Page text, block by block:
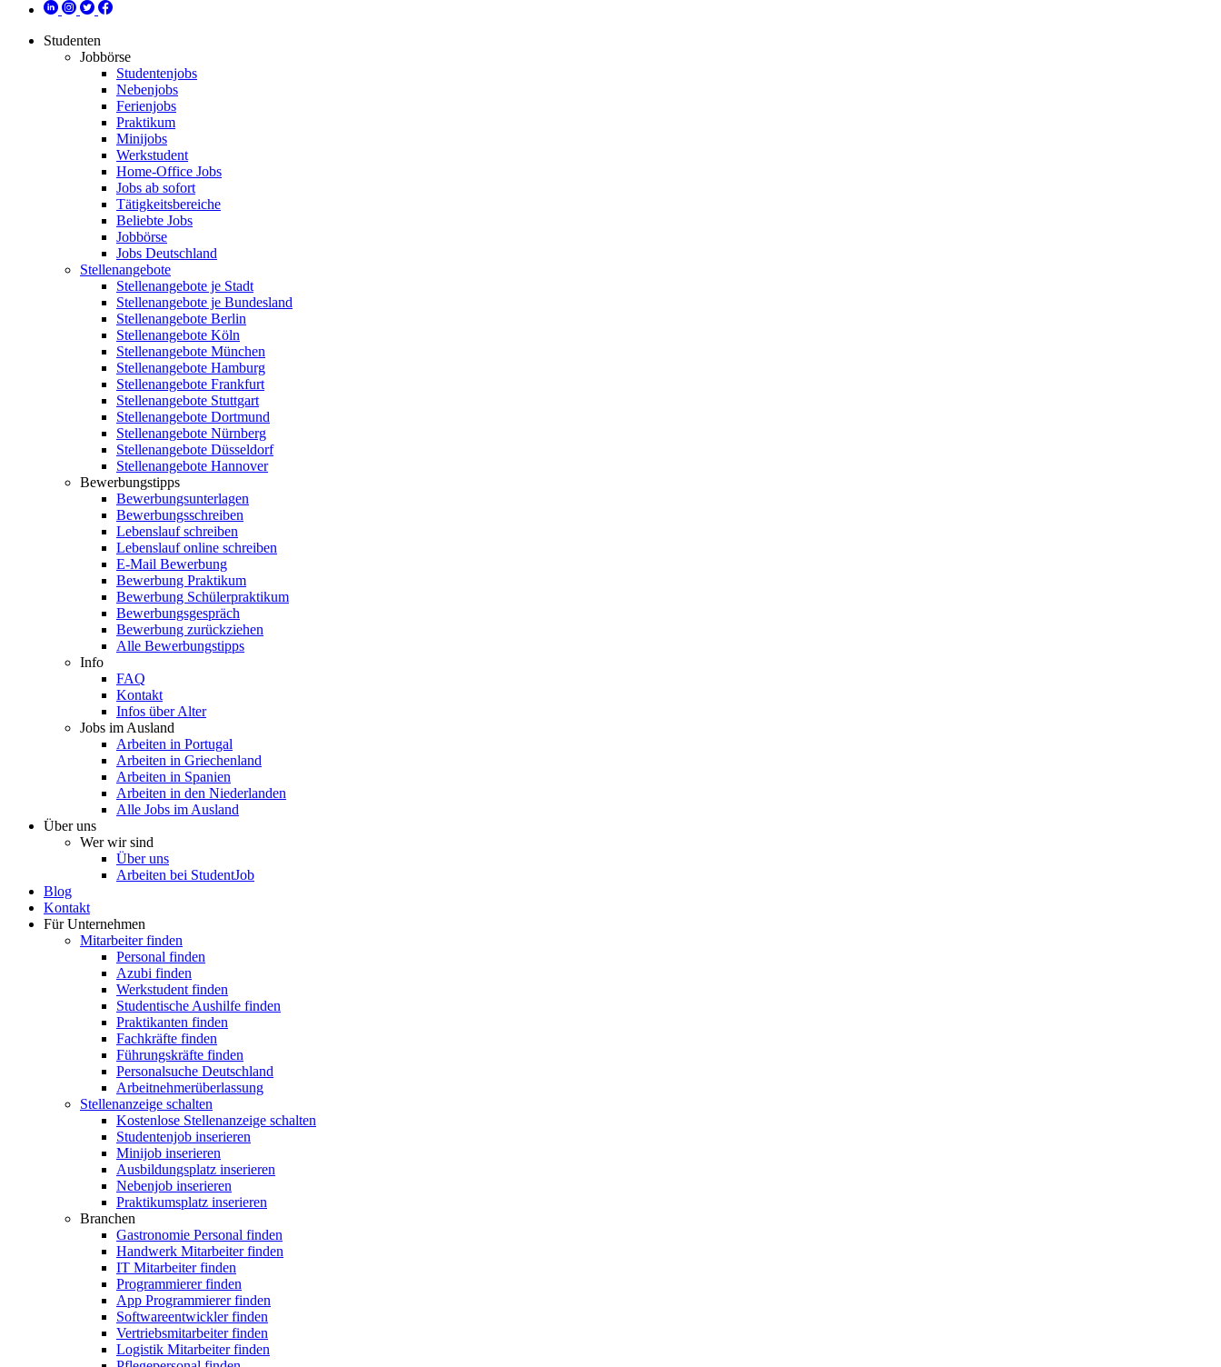
Studenten
Jobbörse
Studentenjobs
Nebenjobs
Ferienjobs
Praktikum
Minijobs
Werkstudent
Home-Office Jobs
Jobs ab sofort
Tätigkeitsbereiche
Beliebte Jobs
Jobbörse
Jobs Deutschland
Stellenangebote
Stellenangebote je Stadt
Stellenangebote je Bundesland
Stellenangebote Berlin
Stellenangebote Köln
Stellenangebote München
Stellenangebote Hamburg
Stellenangebote Frankfurt
Stellenangebote Stuttgart
Stellenangebote Dortmund
Stellenangebote Nürnberg
Stellenangebote Düsseldorf
Stellenangebote Hannover
Bewerbungstipps
Bewerbungsunterlagen
Bewerbungsschreiben
Lebenslauf schreiben
Lebenslauf online schreiben
E-Mail Bewerbung
Bewerbung Praktikum
Bewerbung Schülerpraktikum
Bewerbungsgespräch
Bewerbung zurückziehen
Alle Bewerbungstipps
Info
FAQ
Kontakt
Infos über Alter
Jobs im Ausland
Arbeiten in Portugal
Arbeiten in Griechenland
Arbeiten in Spanien
Arbeiten in den Niederlanden
Alle Jobs im Ausland
Über uns
Wer wir sind
Über uns
Arbeiten bei StudentJob
Blog
Kontakt
Für Unternehmen
Mitarbeiter finden
Personal finden
Azubi finden
Werkstudent finden
Studentische Aushilfe finden
Praktikanten finden
Fachkräfte finden
Führungskräfte finden
Personalsuche Deutschland
Arbeitnehmerüberlassung
Stellenanzeige schalten
Kostenlose Stellenanzeige schalten
Studentenjob inserieren
Minijob inserieren
Ausbildungsplatz inserieren
Nebenjob inserieren
Praktikumsplatz inserieren
Branchen
Gastronomie Personal finden
Handwerk Mitarbeiter finden
IT Mitarbeiter finden
Programmierer finden
App Programmierer finden
Softwareentwickler finden
Vertriebsmitarbeiter finden
Logistik Mitarbeiter finden